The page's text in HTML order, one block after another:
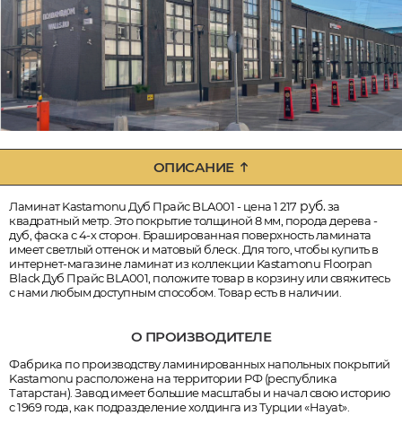
ОПИСАНИЕ
Ламинат Kastamonu Дуб Прайс BLA001 - цена 1 217 руб.за
квадратный метр. Это покрытие толщиной 8 мм, порода дерева -
дуб, фаска с 4-х сторон. Брашированная поверхность ламината
имеет светлый оттенок и матовый блеск. Для того, чтобы купить в
интернет-магазине ламинат из коллекции Kastamonu Floorpan
Black Дуб Прайс BLA001, положите товар в корзину или свяжитесь
с нами любым доступным способом. Товар есть в наличии.
О ПРОИЗВОДИТЕЛЕ
Фабрика по производству ламинированных напольных покрытий
Kastamonu расположена на территории РФ (республика
Татарстан). Завод имеет большие масштабы и начал свою историю
с 1969 года, как подразделение холдинга из Турции «Hayat».